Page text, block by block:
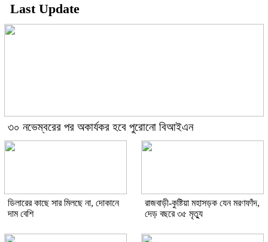
Last Update
৩০ নভেম্বরের পর অকার্যকর হবে পুরোনো বিআইএন
ডিলারের কাছে সার মিলছে না, দোকানে
দাম বেশি
রাজবাড়ী-কুষ্টিয়া মহাসড়ক যেন মরণফাঁদ,
দেড় বছরে ৩৫ মৃত্যু